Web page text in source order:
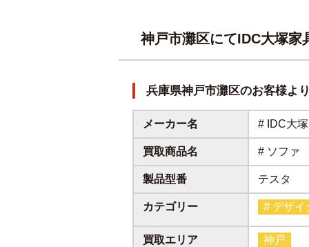
神戸市灘区にてIDC大塚家
兵庫県神戸市灘区のお客様よ
メーカー名 # IDC大塚
買取商品名 # ソファ
製品型番 テスタ
カテゴリー # デザイ
買取エリア 神戸